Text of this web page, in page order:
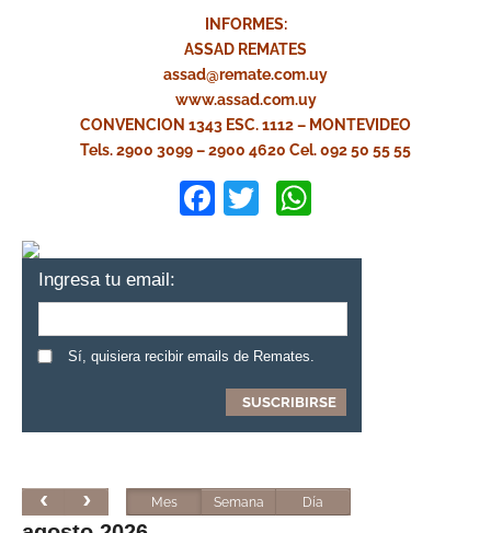
INFORMES:
ASSAD REMATES
assad@remate.com.uy
www.assad.com.uy
CONVENCION 1343 ESC. 1112 – MONTEVIDEO
Tels. 2900 3099 – 2900 4620 Cel. 092 50 55 55
Facebook
Twitter
Ingresa tu email:
Sí, quisiera recibir emails de Remates.
Mes Semana Día